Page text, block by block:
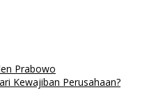
Prabowo
Kewajiban Perusahaan?